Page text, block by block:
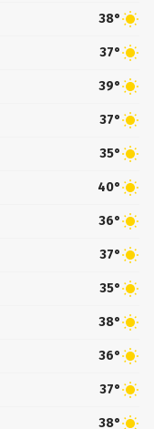
38°
37°
39°
37°
35°
40°
36°
37°
35°
38°
36°
37°
38°